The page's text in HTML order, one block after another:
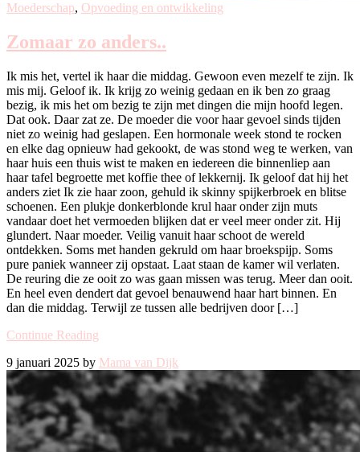
Moederschap, Opvoeding en ontwikkeling
Zomaar zo anders..
Ik mis het, vertel ik haar die middag. Gewoon even mezelf te zijn. Ik
mis mij. Geloof ik. Ik krijg zo weinig gedaan en ik ben zo graag
bezig, ik mis het om bezig te zijn met dingen die mijn hoofd legen.
Dat ook. Daar zat ze. De moeder die voor haar gevoel sinds tijden
niet zo weinig had geslapen. Een hormonale week stond te rocken
en elke dag opnieuw had gekookt, de was stond weg te werken, van
haar huis een thuis wist te maken en iedereen die binnenliep aan
haar tafel begroette met koffie thee of lekkernij. Ik geloof dat hij het
anders ziet Ik zie haar zoon, gehuld ik skinny spijkerbroek en blitse
schoenen. Een plukje donkerblonde krul haar onder zijn muts
vandaar doet het vermoeden blijken dat er veel meer onder zit. Hij
glundert. Naar moeder. Veilig vanuit haar schoot de wereld
ontdekken. Soms met handen gekruld om haar broekspijp. Soms
pure paniek wanneer zij opstaat. Laat staan de kamer wil verlaten.
De reuring die ze ooit zo was gaan missen was terug. Meer dan ooit.
En heel even dendert dat gevoel benauwend haar hart binnen. En
dan die middag. Terwijl ze tussen alle bedrijven door […]
Continue Reading
9 januari 2025 by Mama van Dijk